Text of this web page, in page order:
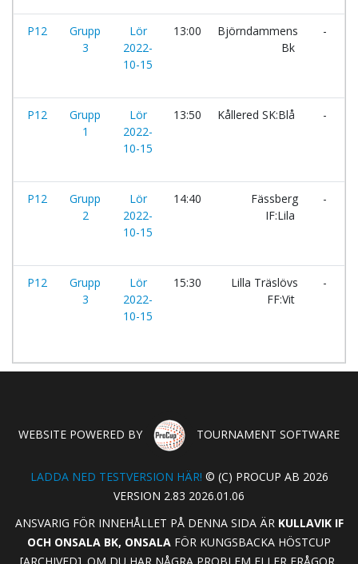
P12
Grupp
3
Lör
2022-
10-15
13:00
Björndammens
Bk
-
P12
Grupp
1
Lör
2022-
10-15
13:50 Kållered SK:Blå -
P12
Grupp
2
Lör
2022-
10-15
14:40
Fässberg
IF:Lila
-
P12
Grupp
3
Lör
2022-
10-15
15:30
Lilla Träslövs
FF:Vit
-
WEBSITE POWERED BY TOURNAMENT SOFTWARE
LADDA NED TESTVERSION HÄR! © (C) PROCUP AB 2026
VERSION 2.83 2026.01.06
ANSVARIG FÖR INNEHÅLLET PÅ DENNA SIDA ÄR KULLAVIK IF
OCH ONSALA BK, ONSALA FÖR KUNGSBACKA HÖSTCUP